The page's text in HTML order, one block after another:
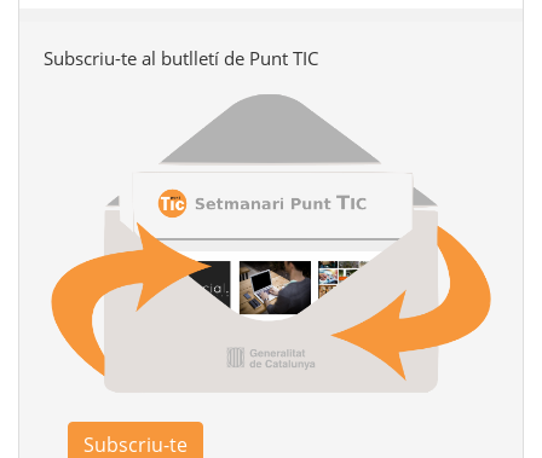
Subscriu-te al butlletí de Punt TIC
Subscriu-te